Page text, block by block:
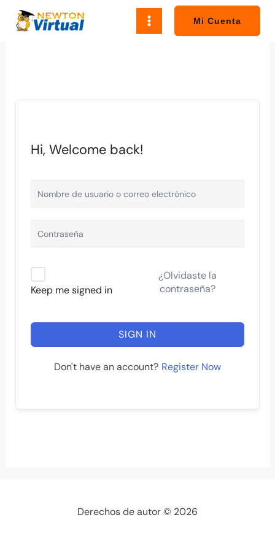
Mi Cuenta
Hi, Welcome back!
Keep me signed in
¿Olvidaste la
contraseña?
SIGN IN
Don't have an account? Register Now
Derechos de autor © 2026